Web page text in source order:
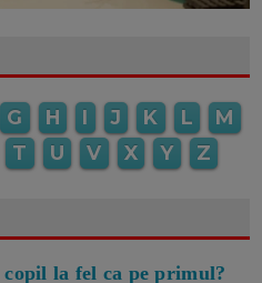
G H I J K L
M
T U V X Y Z
la fel ca pe primul?